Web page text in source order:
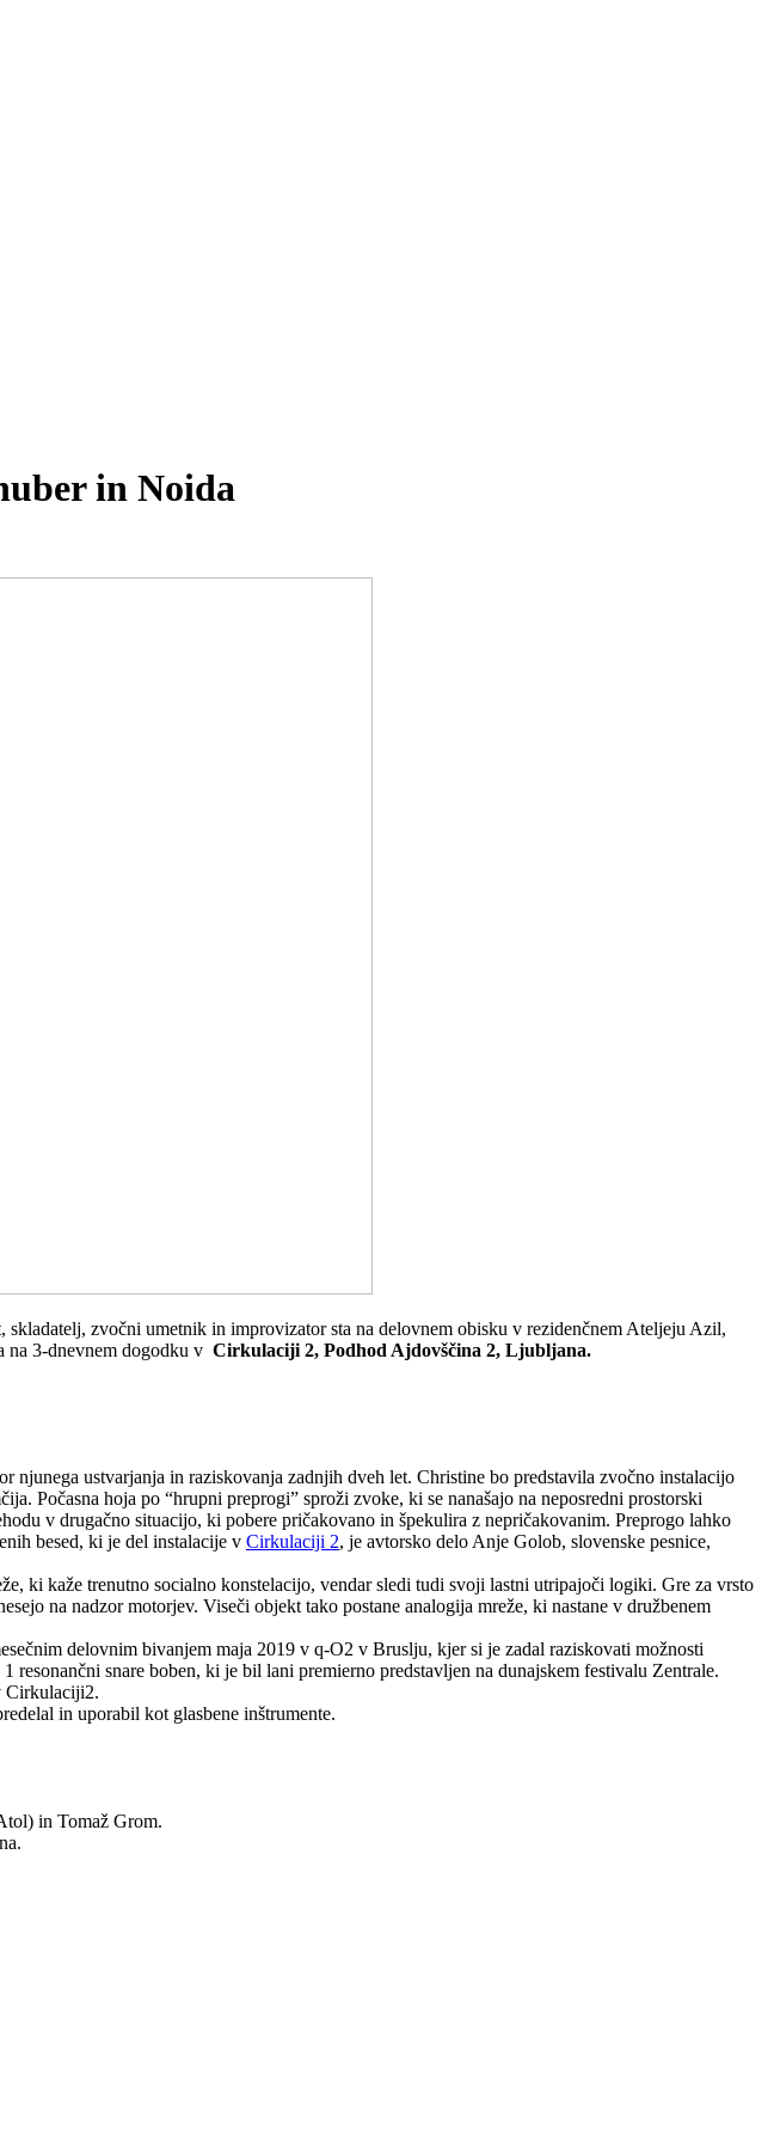
in Noida
skladatelj, zvočni umetnik in improvizator sta na delovnem obisku v rezidenčnem Ateljeju Azil,
na 3-dnevnem dogodku v Cirkulaciji 2, Podhod Ajdovščina 2, Ljubljana.
njunega ustvarjanja in raziskovanja zadnjih dveh let. Christine bo predstavila zvočno instalacijo
Počasna hoja po “hrupni preprogi” sproži zvoke, ki se nanašajo na neposredni prostorski
v drugačno situacijo, ki pobere pričakovano in špekulira z nepričakovanim. Preprogo lahko
besed, ki je del instalacije v Cirkulaciji 2, je avtorsko delo Anje Golob, slovenske pesnice,
ki kaže trenutno socialno konstelacijo, vendar sledi tudi svoji lastni utripajoči logiki. Gre za vrsto
na nadzor motorjev. Viseči objekt tako postane analogija mreže, ki nastane v družbenem
delovnim bivanjem maja 2019 v q-O2 v Bruslju, kjer si je zadal raziskovati možnosti
snare boben, ki je bil lani premierno predstavljen na dunajskem festivalu Zentrale.
Cirkulaciji2.
in uporabil kot glasbene inštrumente.
in Tomaž Grom.